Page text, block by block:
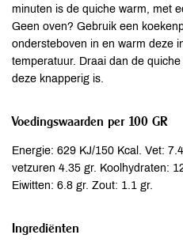
minuten is de quiche warm, met
Geen oven? Gebruik een
ondersteboven in en warm deze
temperatuur. Draai dan de
deze knapperig is.
Voedingswaarden per 100 GR
Energie: 629 KJ/150 Kcal. Vet:
vetzuren 4.35 gr. Koolhydraten:
Eiwitten: 6.8 gr. Zout: 1.1 gr.
Ingrediënten